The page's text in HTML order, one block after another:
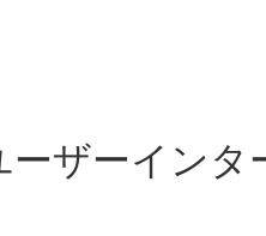
ーザーイン